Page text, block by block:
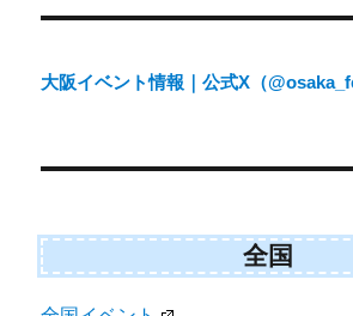
稿
ビ
ー
ョ
ン
大阪イベント情報｜公式X（
全国